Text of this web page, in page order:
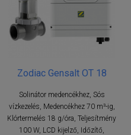
Zodiac Gensalt OT 18
Solinátor medencékhez, Sós
vízkezelés, Medencékhez 70 m³-ig,
Klórtermelés 18 g/óra, Teljesítmény
100 W, LCD kijelző, Időzítő,